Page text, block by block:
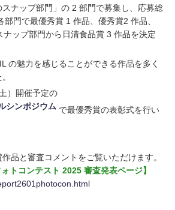
ナップ部門」の 2 部門で募集し、応募総
門で最優秀賞 1 作品、優秀賞2 作品、
ップ部門から日清食品賞 3 作品を決定
の魅力を感じることができる作品を多く
）開催予定の
シンポジウム で最優秀賞の表彰式を行い
品と審査コメントをご覧いただけます。
トコンテスト 2025 審査発表ページ】